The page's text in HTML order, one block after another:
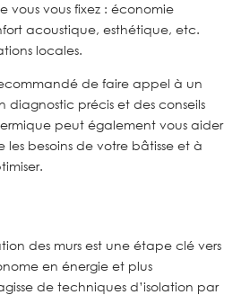
vous vous fixez : économie
acoustique, esthétique, etc.
locales.
de faire appel à un
diagnostic précis et des conseils
peut également vous aider
besoins de votre bâtisse et à
des murs est une étape clé vers
en énergie et plus
de techniques d’isolation par